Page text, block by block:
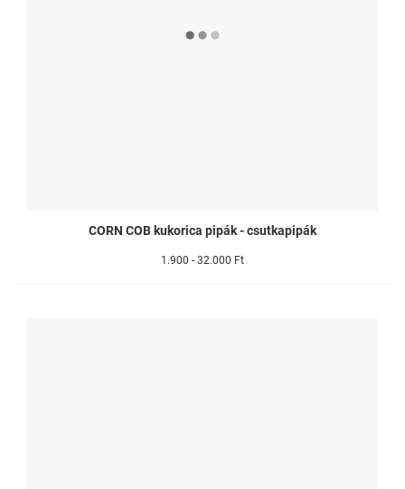
CORN COB kukorica pipák - csutkapipák
1.900 - 32.000 Ft